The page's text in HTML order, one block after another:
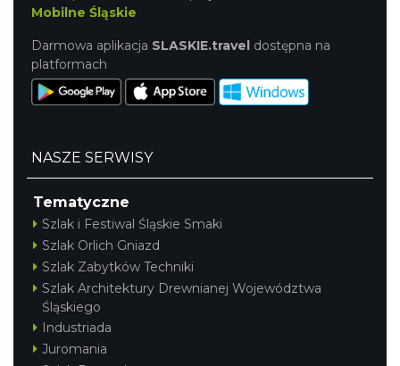
Mobilne Śląskie
Darmowa aplikacja SLASKIE.travel dostępna na
platformach
NASZE SERWISY
Tematyczne
Szlak i Festiwal Śląskie Smaki
Szlak Orlich Gniazd
Szlak Zabytków Techniki
Szlak Architektury Drewnianej Województwa
Śląskiego
Industriada
Juromania